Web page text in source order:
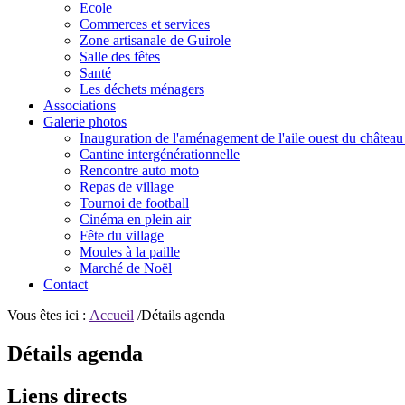
Ecole
Commerces et services
Zone artisanale de Guirole
Salle des fêtes
Santé
Les déchets ménagers
Associations
Galerie photos
Inauguration de l'aménagement de l'aile ouest du
Cantine intergénérationnelle
Rencontre auto moto
Repas de village
Tournoi de football
Cinéma en plein air
Fête du village
Moules à la paille
Marché de Noël
Contact
Vous êtes ici : Accueil /Détails agenda
Détails agenda
Liens directs